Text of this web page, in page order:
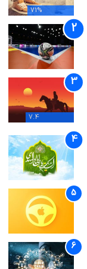
71%
7.4